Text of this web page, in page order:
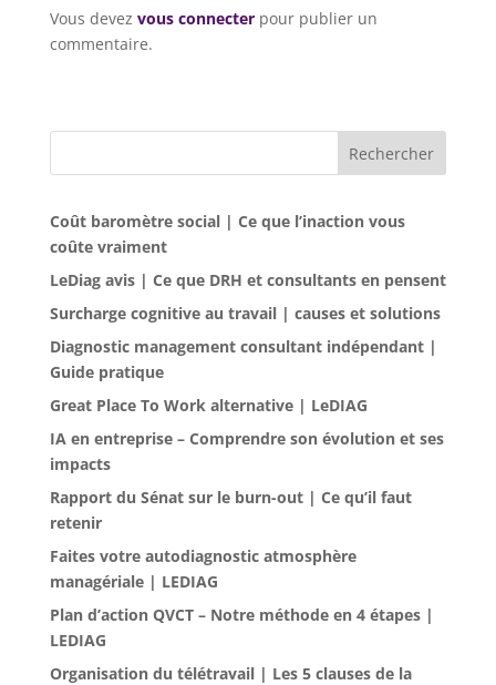
Vous devez vous connecterpour publier un
commentaire.
Rechercher
Coût baromètre social | Ce que l’inaction vous
coûte vraiment
LeDiag avis | Ce que DRH et consultants en pensent
Surcharge cognitive au travail | causes et solutions
Diagnostic management consultant indépendant |
Guide pratique
Great Place To Work alternative | LeDIAG
IA en entreprise – Comprendre son évolution et ses
impacts
Rapport du Sénat sur le burn-out | Ce qu’il faut
retenir
Faites votre autodiagnostic atmosphère
managériale | LEDIAG
Plan d’action QVCT – Notre méthode en 4 étapes |
LEDIAG
Organisation du télétravail | Les 5 clauses de la